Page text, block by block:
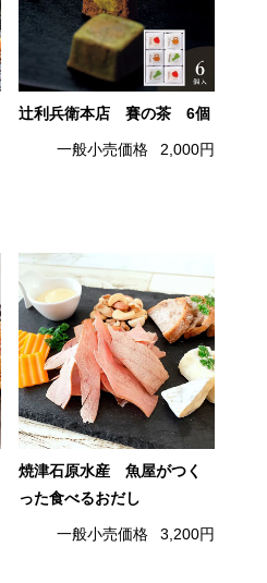
辻利兵衛本店 賽の茶 6個
一般小売価格 2,000円
焼津石原水産 魚屋がつく
った食べるおだし
一般小売価格 3,200円